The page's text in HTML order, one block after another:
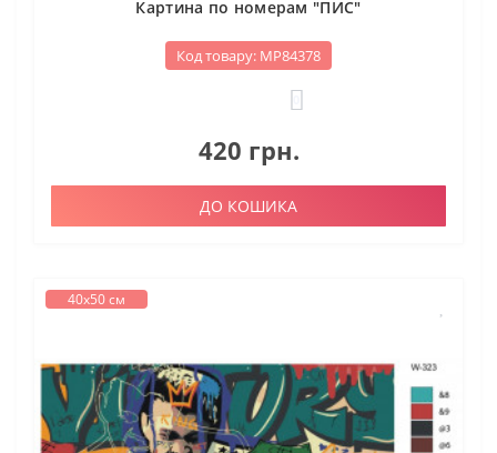
Картина по номерам "ПИС"
Код товару: МР84378
420 грн.
ДО КОШИКА
40х50 см